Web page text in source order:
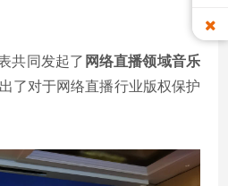
同发起了 网络直播领域音乐
出了对于网络直播行业版权保护